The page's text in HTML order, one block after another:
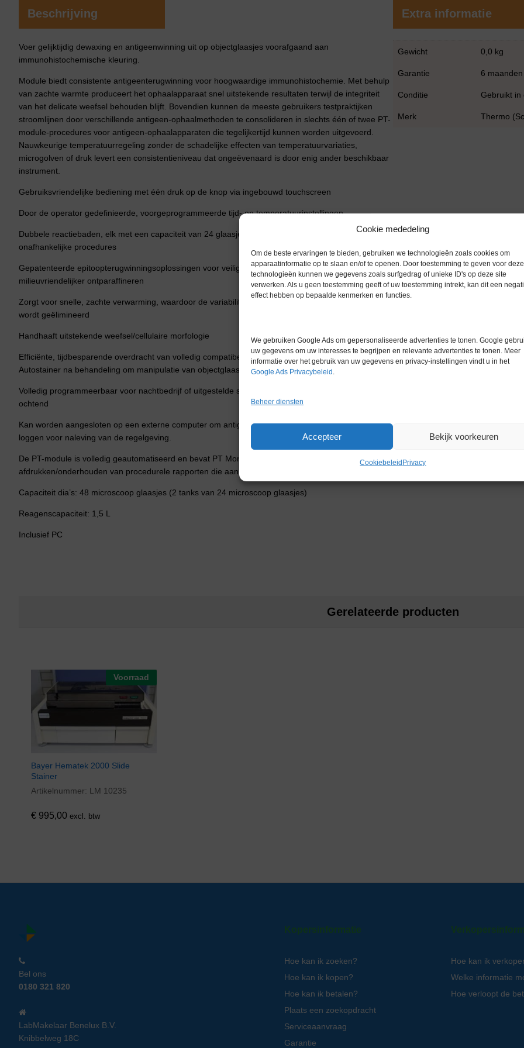
Cookie mededeling
Om de beste ervaringen te bieden, gebruiken we technologieën zoals cookies om
apparaatinformatie op te slaan en/of te openen. Door toestemming te geven voor deze
technologieën kunnen we gegevens zoals surfgedrag of unieke ID's op deze site
verwerken. Als u geen toestemming geeft of uw toestemming intrekt, kan dit een
effect hebben op bepaalde kenmerken en functies.
We gebruiken Google Ads om gepersonaliseerde advertenties te tonen. Google
uw gegevens om uw interesses te begrijpen en relevante advertenties te tonen. Meer
informatie over het gebruik van uw gegevens en privacy-instellingen vindt u in het
Google Ads Privacybeleid
Beheer diensten
Accepteer Bekijk voorkeuren
Cookiebeleid Privacy
Beschrijving
Voer gelijktijdig dewaxing en antigeenwinning uit op objectglaasjes voorafgaand aan
immunohistochemische kleuring.
Module biedt consistente antigeenterugwinning voor hoogwaardige immunohistochemie. Met behulp
van zachte warmte produceert het ophaalapparaat snel uitstekende resultaten terwijl de integriteit
van het delicate weefsel behouden blijft. Bovendien kunnen de meeste gebruikers testpraktijken
stroomlijnen door verschillende antigeen-ophaalmethoden te consolideren in slechts één of twee PT-
module-procedures voor antigeen-ophaalapparaten die tegelijkertijd kunnen worden uitgevoerd.
Nauwkeurige temperatuurregeling zonder de schadelijke effecten van temperatuurvariaties,
microgolven of druk levert een consistentieniveau dat ongeëvenaard is door enig ander beschikbaar
instrument.
Gebruiksvriendelijke bediening met één druk op de knop via ingebouwd touchscreen
Door de operator gedefinieerde, voorgeprogrammeerde tijd- en temperatuurinstellingen
Dubbele reactiebaden, elk met een capaciteit van 24 glaasjes, voor gelijktijdige werking van twee
onafhankelijke procedures
Gepatenteerde epitoopterugwinningsoplossingen voor veilig, niet-toxisch, oplosmiddelvrij en
milieuvriendelijker ontparaffineren
Zorgt voor snelle, zachte verwarming, waardoor de variabiliteit van magnetrons en snelkookpannen
wordt geëlimineerd
Handhaaft uitstekende weefsel/cellulaire morfologie
Efficiënte, tijdbesparende overdracht van volledig compatibele objectglaasjesrekken direct naar een
Autostainer na behandeling om manipulatie van objectglaasjes te voorkomen
Volledig programmeerbaar voor nachtbedrijf of uitgestelde start, voorverwarmen in de vroege
ochtend
Kan worden aangesloten op een externe computer om antigeenophaalrapporten te bewaken en te
loggen voor naleving van de regelgeving.
De PT-module is volledig geautomatiseerd en bevat PT Monitor-software voor het
afdrukken/onderhouden van procedurele rapporten die aan de regelgeving voldoen.
Capaciteit dia’s: 48 microscoop glaasjes (2 tanks van 24 microscoop glaasjes)
Reagenscapaciteit: 1,5 L
Inclusief PC
Extra informatie
Gewicht 0,0 kg
Garantie 6 maanden
Conditie Gebruikt in
Merk Thermo
Gerelateerde producten
Voorraad
Bayer Hematek 2000 Slide
Stainer
Artikelnummer: LM 10235
€ 995,00 excl. btw
Bel ons
0180 321 820
LabMakelaar Benelux B.V.
Knibbelweg 18C
Kopersinformatie
Hoe kan ik zoeken?
Hoe kan ik kopen?
Hoe kan ik betalen?
Plaats een zoekopdracht
Serviceaanvraag
Garantie
Hoe kan ik
Welke informatie
Hoe verloopt de